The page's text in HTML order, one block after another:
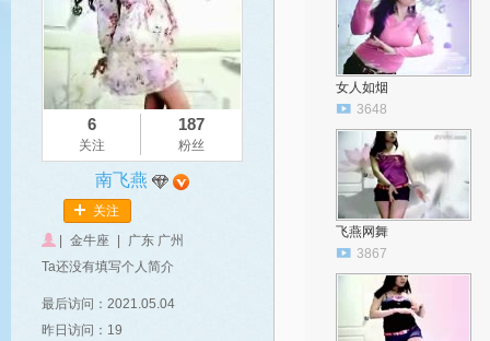
6
关注
187
粉丝
南飞燕
关注
金牛座
广东 广州
Ta还没有填写个人简介
最后访问：2021.05.04
昨日访问：19
女人如烟
3648
飞燕网舞
3867